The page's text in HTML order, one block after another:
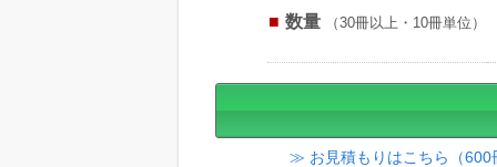
数量 （30冊以上・10冊単位）
≫ お見積もりはこちら（600